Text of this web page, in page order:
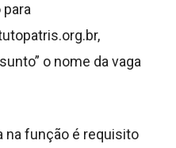
o nome da vaga
na função é requisito